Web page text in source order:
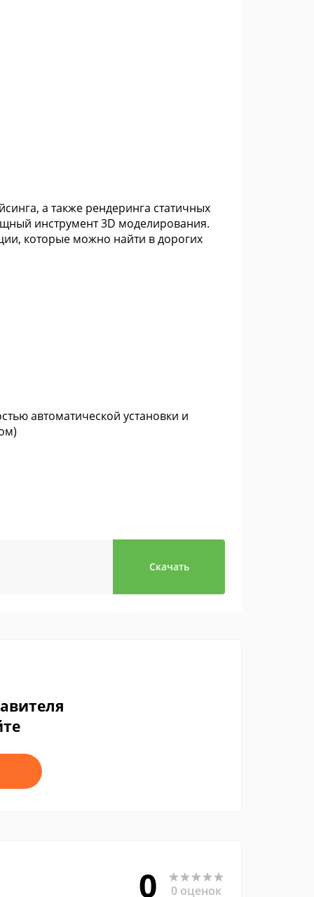
а также рендеринга статичных
инструмент 3D моделирования.
которые можно найти в дорогих
автоматической установки и
Скачать
0 0 оценок